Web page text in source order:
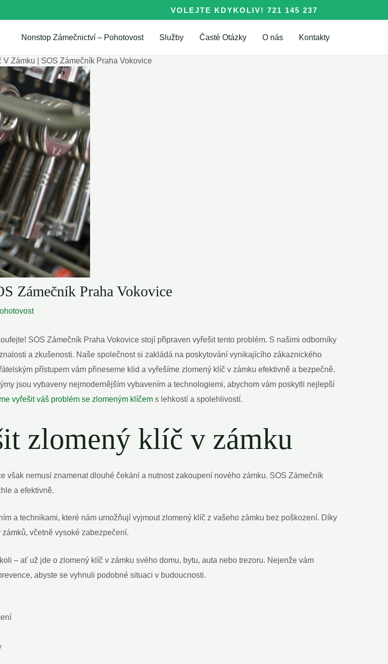
VOLEJTE KDYKOLIV! 721 145 237
Nonstop Zámečnictví – Pohotovost Služby Časté Otázky O nás Kontakty
V Zámku | SOS Zámečník Praha Vokovice
Zámečník Praha Vokovice
SOS Zámečník Praha Vokovice stojí připraven vyřešit tento problém. S našimi odborníky
a zkušenosti. Naše společnost si zakládá na poskytování vynikajícího zákaznického
přístupem vám přineseme klid a vyřešíme zlomený klíč v zámku efektivně a bezpečně.
jsou vybaveny nejmodernějším vybavením a technologiemi, abychom vám poskytli nejlepší
vyřešit váš problém se zlomeným klíčem s lehkostí a spolehlivostí.
zlomený klíč v zámku
však nemusí znamenat dlouhé čekání a nutnost zakoupení nového zámku. SOS Zámečník
a efektivně.
a technikami, které nám umožňují vyjmout zlomený klíč z vašeho zámku bez poškození. Díky
včetně vysoké zabezpečení.
– ať už jde o zlomený klíč v zámku svého domu, bytu, auta nebo trezoru. Nejenže vám
abyste se vyhnuli podobné situaci v budoucnosti.